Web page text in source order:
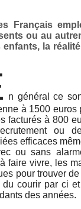
Français
ou au
la
n général ce
à 1500 euros
facturés à 800
ou
efficaces
ou sans
faire vivre, les
pour trouver
du courir par ci
des années.